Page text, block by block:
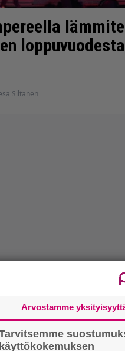
loppuvuodesta
Siltanen
Arvostamme
käyttökokemuksen